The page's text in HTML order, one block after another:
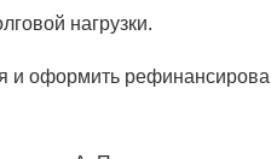
нагрузки.
оформить